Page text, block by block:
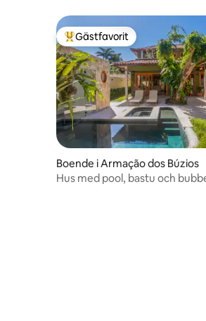
Populär gästfavorit
Gästfavorit
Boende i Armação dos Búzios
Hus med pool, bastu och